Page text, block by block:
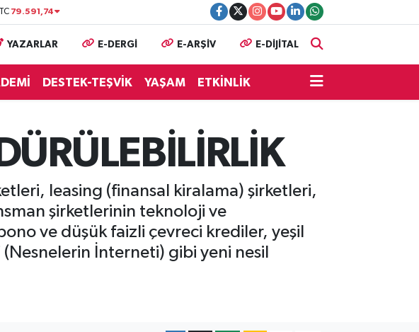
79.591,74
YAZARLAR E-DERGİ E-ARŞİV E-DİJİTAL
DESTEK-TEŞVİK YAŞAM ETKİNLİK
leasing (finansal kiralama) şirketleri,
şirketlerinin teknoloji ve
ve düşük faizli çevreci krediler, yeşil
İnterneti) gibi yeni nesil